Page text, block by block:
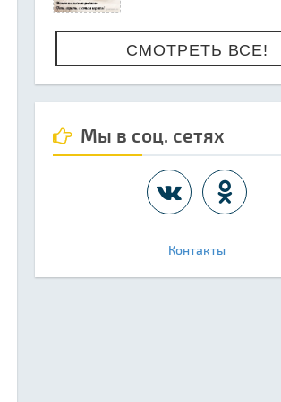
СМОТРЕТЬ ВСЕ!
Мы в соц. сетях
Контакты